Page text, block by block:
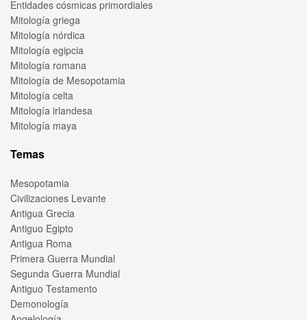
Entidades cósmicas primordiales
Mitología griega
Mitología nórdica
Mitología egipcia
Mitología romana
Mitología de Mesopotamia
Mitología celta
Mitología irlandesa
Mitología maya
Temas
Mesopotamia
Civilizaciones Levante
Antigua Grecia
Antiguo Egipto
Antigua Roma
Primera Guerra Mundial
Segunda Guerra Mundial
Antiguo Testamento
Demonología